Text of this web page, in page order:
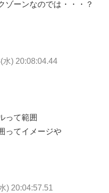
ゾーンなのでは・・・？
水) 20:08:04.44
って範囲
ってイメージや
) 20:04:57.51